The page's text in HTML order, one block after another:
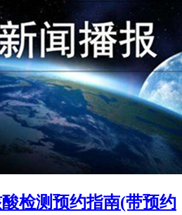
检测预约指南(带预约